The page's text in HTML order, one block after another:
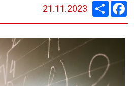
21.11.2023 Zdieľaj